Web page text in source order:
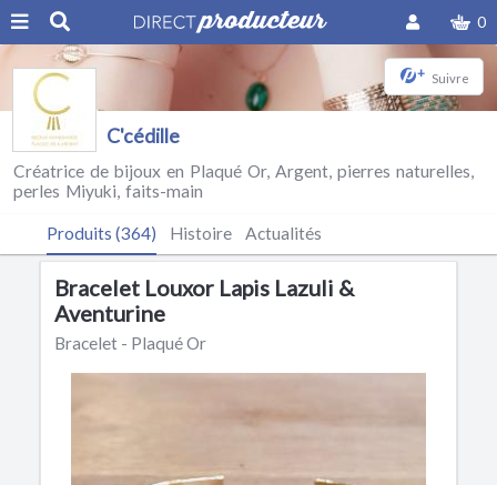
0
+ Suivre
C'cédille
Créatrice de bijoux en Plaqué Or, Argent, pierres naturelles,
perles Miyuki, faits-main
Produits (364) Histoire Actualités
Bracelet Louxor Lapis Lazuli &
Aventurine
Bracelet - Plaqué Or